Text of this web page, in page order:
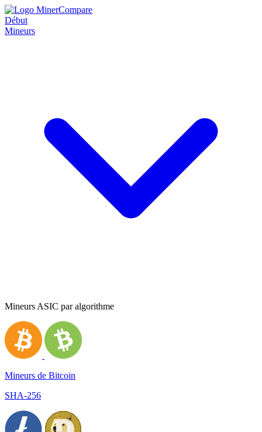
Début
Mineurs
Mineurs ASIC par algorithme
Mineurs de Bitcoin
SHA-256